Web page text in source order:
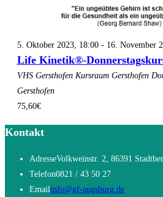
5. Oktober 2023, 18:00- 16. November
Life Kinetik®-
VHS Gersthofen Kursraum Gersthofen
Gersthofen
75,60€
Kontakt
AdresseVolkweinstr. 2, 86391
Telefon0821 / 43 50 27
Emailinfo@gf-augsburg.deOpens